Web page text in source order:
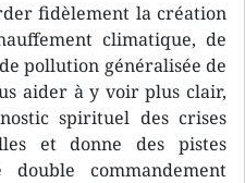
fidèlement la création
climatique, de
pollution généralisée de
aider à y voir plus clair,
spirituel des crises
et donne des pistes
commandement